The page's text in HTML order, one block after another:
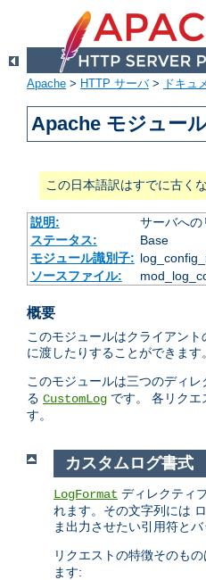
Apache > HTTP サーバ> ドキュ
Apache モジュー
この日本語訳はすでに古く
説明:
サーバへの
ステータス:
Base
モジュール識別子:
ソースファイル:
概要
このモジュールはクライアン
に渡したりすることができま
このモジュールは三つのディ
る CustomLog です。 各リク
す。
カスタムログ書式
LogFormat ディレクティ
れます。その文字列には
ま出力させたい引用符と
リクエストの特徴そのも
ます: